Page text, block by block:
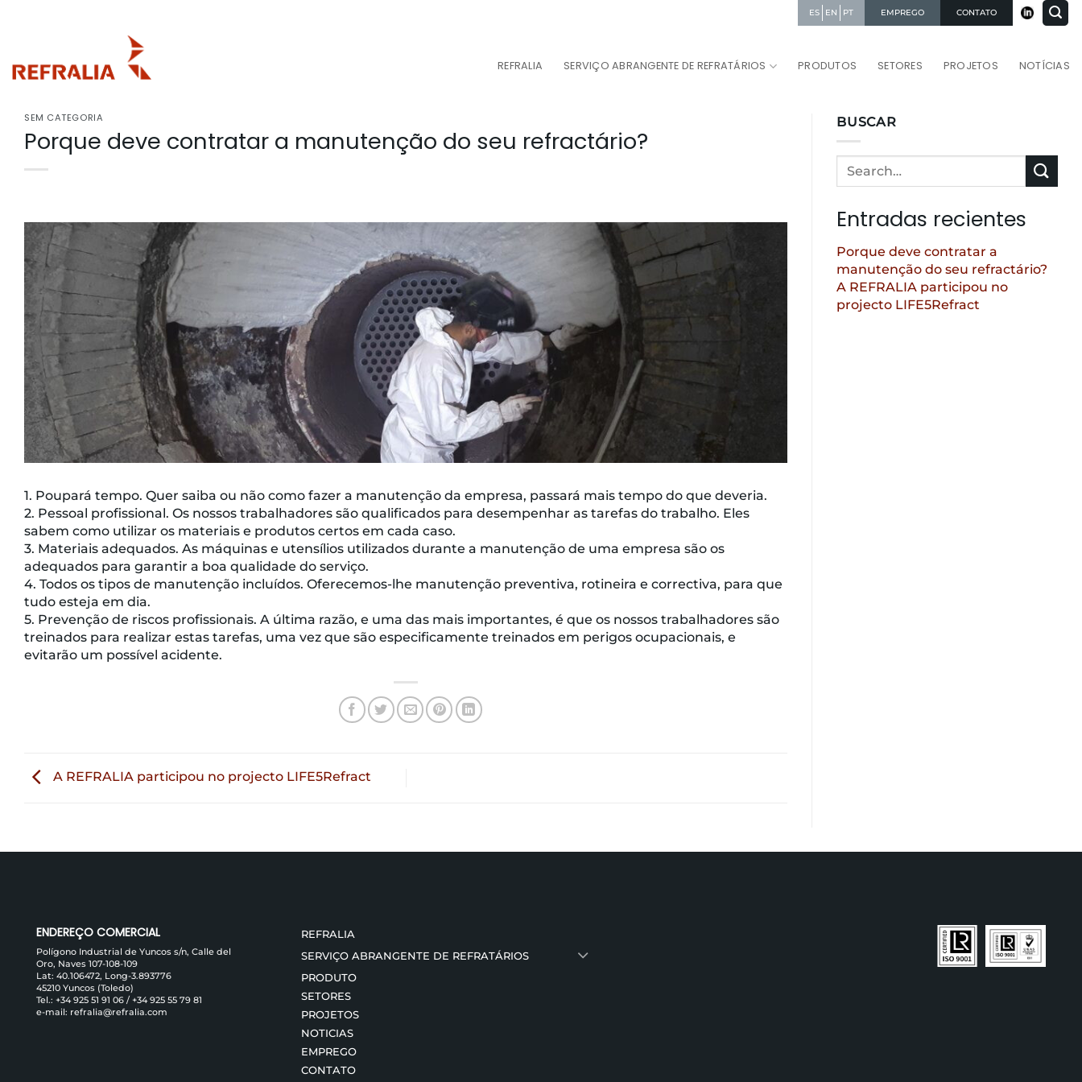
ES EN PT EMPREGO CONTATO
REFRALIA SERVIÇO ABRANGENTE DE REFRATÁRIOS PRODUTOS SETORES PROJETOS NOTÍCIAS
SEM CATEGORIA
Porque deve contratar a manutenção do seu refractário?
1. Poupará tempo. Quer saiba ou não como fazer a manutenção da empresa, passará mais tempo do que deveria.
2. Pessoal profissional. Os nossos trabalhadores são qualificados para desempenhar as tarefas do trabalho. Eles
sabem como utilizar os materiais e produtos certos em cada caso.
3. Materiais adequados. As máquinas e utensílios utilizados durante a manutenção de uma empresa são os
adequados para garantir a boa qualidade do serviço.
4. Todos os tipos de manutenção incluídos. Oferecemos-lhe manutenção preventiva, rotineira e correctiva, para que
tudo esteja em dia.
5. Prevenção de riscos profissionais. A última razão, e uma das mais importantes, é que os nossos trabalhadores são
treinados para realizar estas tarefas, uma vez que são especificamente treinados em perigos ocupacionais, e
evitarão um possível acidente.
A REFRALIA participou no projecto LIFE5Refract
BUSCAR
Entradas recientes
Porque deve contratar a
manutenção do seu refractário?
A REFRALIA participou no
projecto LIFE5Refract
ENDEREÇO ​​COMERCIAL
Polígono Industrial de Yuncos s/n, Calle del
Oro, Naves 107-108-109
Lat: 40.106472, Long-3.893776
45210 Yuncos (Toledo)
Tel.: +34 925 51 91 06 / +34 925 55 79 81
e-mail: refralia@refralia.com
REFRALIA
SERVIÇO ABRANGENTE DE REFRATÁRIOS
PRODUTO
SETORES
PROJETOS
NOTICIAS
EMPREGO
CONTATO